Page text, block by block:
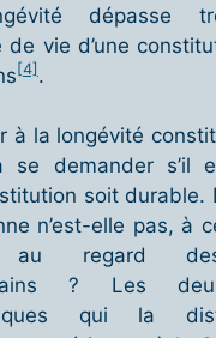
dépasse
de vie d’une
[4] .
à la longévité
se demander s’il
soit durable.
n’est-elle pas, à
au regard
? Les
qui la